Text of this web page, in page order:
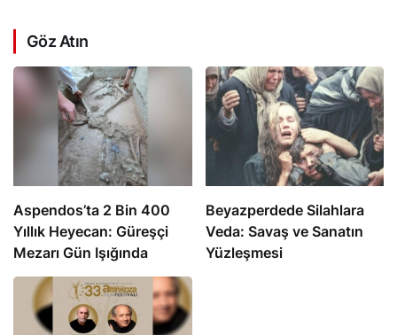
Göz Atın
Aspendos’ta 2 Bin 400
Yıllık Heyecan: Güreşçi
Mezarı Gün Işığında
Beyazperdede Silahlara
Veda: Savaş ve Sanatın
Yüzleşmesi